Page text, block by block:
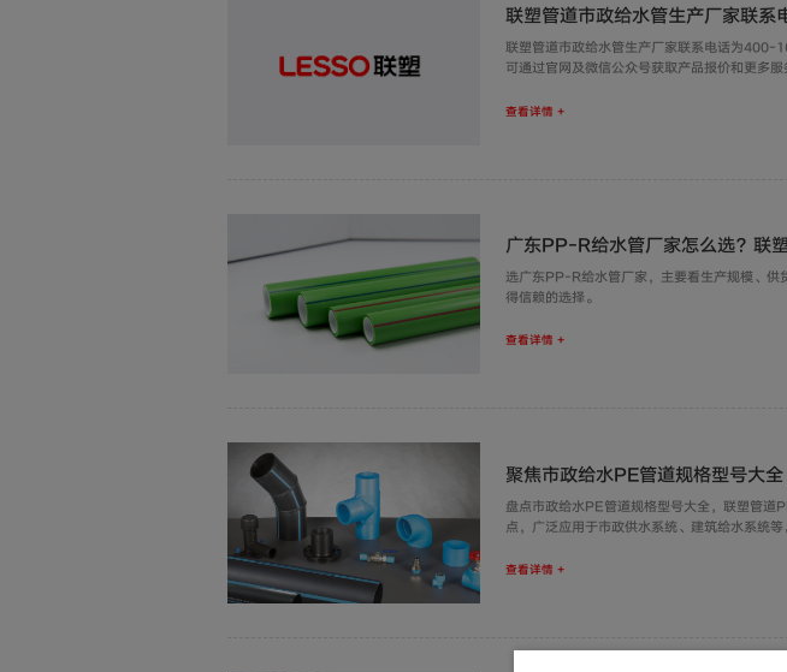
联塑管道市政给水管生产厂家联系
联塑管道市政给水管生产厂家联系电话为400-
可通过官网及微信公众号获取产品报价和更多服
查看详情 +
广东PP-R给水管厂家怎么选？联
选广东PP-R给水管厂家，主要看生产规模、
得信赖的选择。
查看详情 +
聚焦市政给水PE管道规格型号大
盘点市政给水PE管道规格型号大全，联塑管道
点，广泛应用于市政供水系统、建筑给水系
查看详情 +